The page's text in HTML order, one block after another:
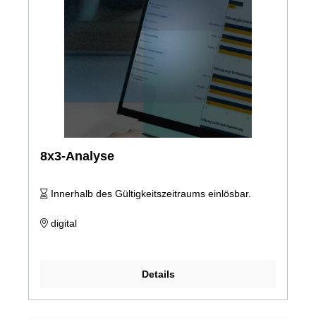
8x3-Analyse
Innerhalb des Gültigkeitszeitraums einlösbar.
digital
Details